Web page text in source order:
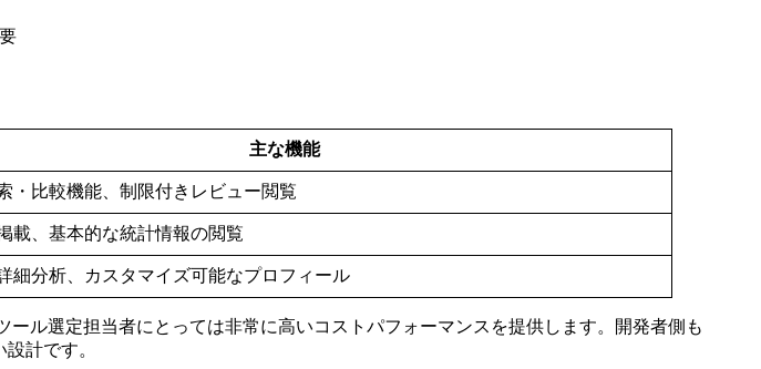
主な機能
・比較機能、制限付きレビュー閲覧
載、基本的な統計情報の閲覧
細分析、カスタマイズ可能なプロフィール
ル選定担当者にとっては非常に高いコストパフォーマンスを提供します。開発者側も
計です。